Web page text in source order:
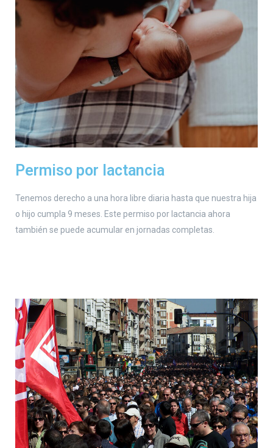
Permiso por lactancia
Tenemos derecho a una hora libre diaria hasta que nuestra hija
o hijo cumpla 9 meses. Este permiso por lactancia ahora
también se puede acumular en jornadas completas.